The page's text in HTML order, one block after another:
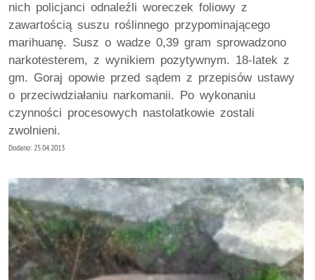
nich policjanci odnaleźli woreczek foliowy z
zawartością suszu roślinnego przypominającego
marihuanę. Susz o wadze 0,39 gram sprowadzono
narkotesterem, z wynikiem pozytywnym. 18-latek z
gm. Goraj opowie przed sądem z przepisów ustawy
o przeciwdziałaniu narkomanii. Po wykonaniu
czynności procesowych nastolatkowie zostali
zwolnieni.
Dodano: 25.04.2013